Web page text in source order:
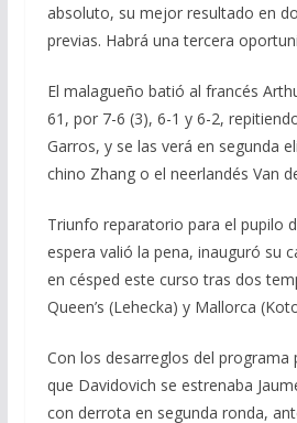
absoluto, su mejor resultado en
previas. Habrá una tercera
El malagueño batió al francés
61, por 7-6 (3), 6-1 y 6-2,
Garros, y se las verá en segunda
chino Zhang o el neerlandés Van
Triunfo reparatorio para el pupilo
espera valió la pena, inauguró su
en césped este curso tras dos
Queen’s (Lehecka) y Mallorca
Con los desarreglos del programa
que Davidovich se estrenaba
con derrota en segunda ronda,